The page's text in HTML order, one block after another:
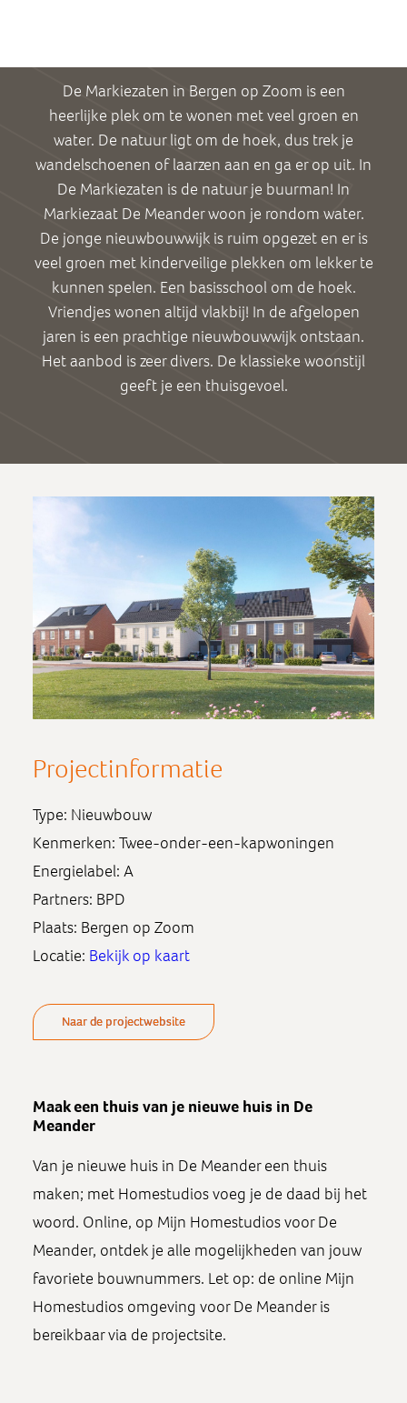
De Markiezaten in Bergen op Zoom is een
heerlijke plek om te wonen met veel groen en
water. De natuur ligt om de hoek, dus trek je
wandelschoenen of laarzen aan en ga er op uit. In
De Markiezaten is de natuur je buurman! In
Markiezaat De Meander woon je rondom water.
De jonge nieuwbouwwijk is ruim opgezet en er is
veel groen met kinderveilige plekken om lekker te
kunnen spelen. Een basisschool om de hoek.
Vriendjes wonen altijd vlakbij! In de afgelopen
jaren is een prachtige nieuwbouwwijk ontstaan.
Het aanbod is zeer divers. De klassieke woonstijl
geeft je een thuisgevoel.
Projectinformatie
Type: Nieuwbouw
Kenmerken: Twee-onder-een-kapwoningen
Energielabel: A
Partners: BPD
Plaats: Bergen op Zoom
Locatie: Bekijk op kaart
Naar de projectwebsite
Maak een thuis van je nieuwe huis in De
Meander
Van je nieuwe huis in De Meander een thuis
maken; met Homestudios voeg je de daad bij het
woord. Online, op Mijn Homestudios voor De
Meander, ontdek je alle mogelijkheden van jouw
favoriete bouwnummers. Let op: de online Mijn
Homestudios omgeving voor De Meander is
bereikbaar via de projectsite.